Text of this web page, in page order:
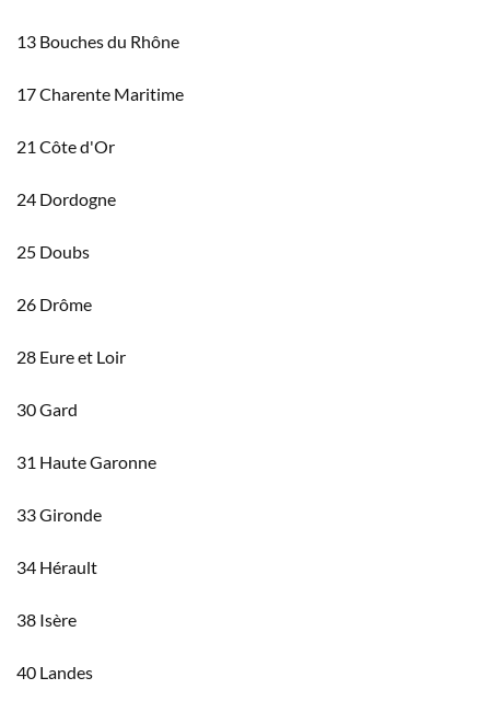
13 Bouches du Rhône
17 Charente Maritime
21 Côte d'Or
24 Dordogne
25 Doubs
26 Drôme
28 Eure et Loir
30 Gard
31 Haute Garonne
33 Gironde
34 Hérault
38 Isère
40 Landes